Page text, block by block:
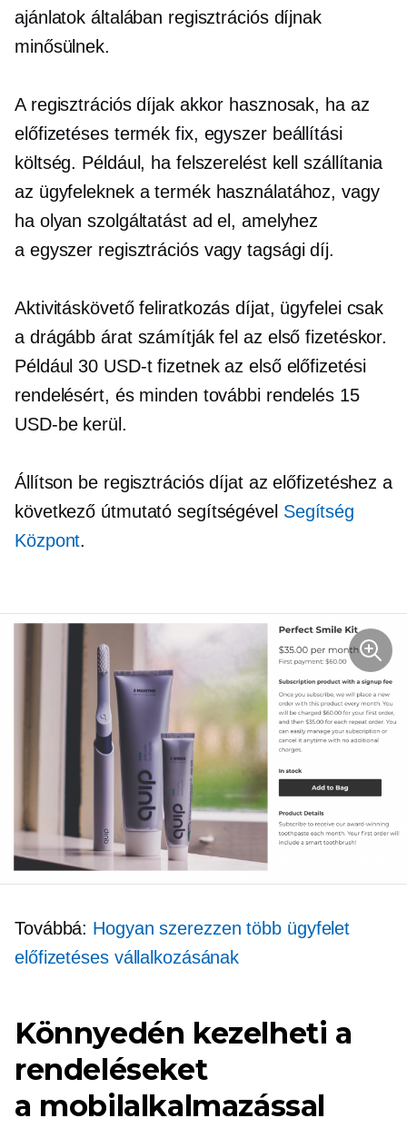
ajánlatok általában regisztrációs díjnak
minősülnek.
A regisztrációs díjak akkor hasznosak, ha az
előfizetéses termék fix, egyszerbeállítási
költség. Például, ha felszerelést kell szállítania
az ügyfeleknek a termék használatához, vagy
ha olyan szolgáltatást ad el, amelyhez
a egyszer regisztrációs vagy tagsági díj.
Aktivitáskövetőfeliratkozás díjat, ügyfelei csak
a drágább árat számítják fel az első fizetéskor.
Például 30 USD-t fizetnek az első előfizetési
rendelésért, és minden további rendelés 15
USD-be kerül.
Állítson be regisztrációs díjat az előfizetéshez a
következő útmutató segítségével Segítség
Központ.
Továbbá: Hogyan szerezzen több ügyfelet
előfizetéses vállalkozásának
Könnyedén kezelheti a
rendeléseket
a mobilalkalmazással